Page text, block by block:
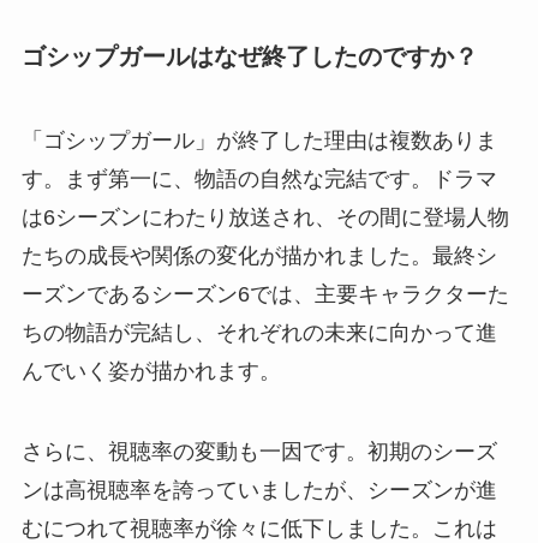
ゴシップガールはなぜ終了したのですか？
「ゴシップガール」が終了した理由は複数ありま
す。まず第一に、物語の自然な完結です。ドラマ
は6シーズンにわたり放送され、その間に登場人物
たちの成長や関係の変化が描かれました。最終シ
ーズンであるシーズン6では、主要キャラクターた
ちの物語が完結し、それぞれの未来に向かって進
んでいく姿が描かれます。
さらに、視聴率の変動も一因です。初期のシーズ
ンは高視聴率を誇っていましたが、シーズンが進
むにつれて視聴率が徐々に低下しました。これは